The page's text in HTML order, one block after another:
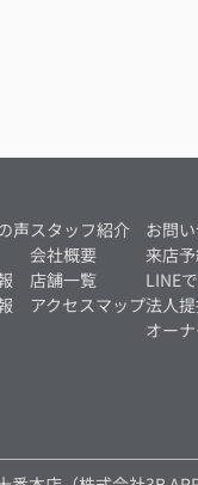
声スタッフ紹介
会社概要
店舗一覧
アクセスマップ
お問
来店
LINE
法人
オー